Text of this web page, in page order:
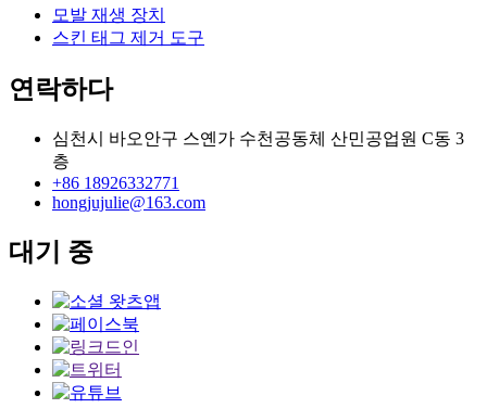
모발 재생 장치
스킨 태그 제거 도구
연락하다
심천시 바오안구 스옌가 수천공동체 산민공업원 C동 3
층
+86 18926332771
hongjujulie@163.com
대기 중